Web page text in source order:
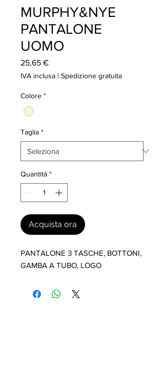
MURPHY&NYE
PANTALONE
UOMO
25,65 €Prezzo
IVA inclusa | Spedizione gratuita
Colore *
Taglia *
Quantità *
Acquista ora
PANTALONE 3 TASCHE, BOTTONI,
GAMBA A TUBO, LOGO